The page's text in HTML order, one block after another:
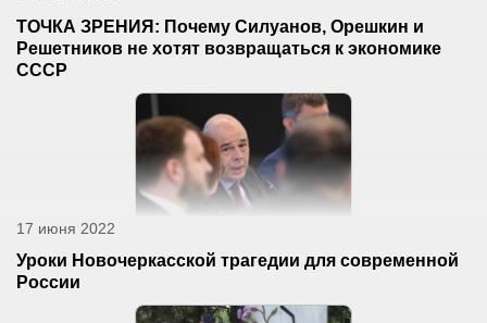
ТОЧКА ЗРЕНИЯ: Почему Силуанов, Орешкин и
Решетников не хотят возвращаться к экономике
СССР
17 июня 2022
Уроки Новочеркасской трагедии для современной
России